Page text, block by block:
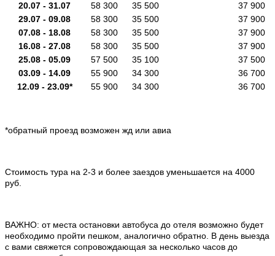
20.07 - 31.07 58 300 35 500
37 900
29.07 - 09.08 58 300 35 500
37 900
07.08 - 18.08 58 300 35 500
37 900
16.08 - 27.08 58 300 35 500
37 900
25.08 - 05.09 57 500 35 100
37 500
03.09 - 14.09 55 900 34 300
36 700
12.09 - 23.09* 55 900 34 300 36 700
*обратный проезд возможен жд или авиа
Стоимость тура на 2-3 и более заездов уменьшается на 4000
руб.
ВАЖНО: от места остановки автобуса до отеля возможно будет
необходимо пройти пешком, аналогично обратно. В день выезда
с вами свяжется сопровождающая за несколько часов до